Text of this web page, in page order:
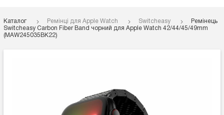
Каталог Ремінці для Apple Watch Switcheasy
Ремінець
Switcheasy Carbon Fiber Band чорний для Apple Watch 42/44/45/49mm
(MAW245035BK22)